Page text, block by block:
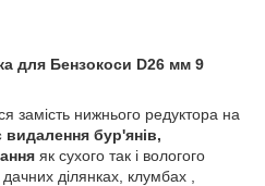
для Бензокоси D26 мм 9
замість нижнього редуктора на
бур'янів,
як сухого так і вологого
ділянках, клумбах ,